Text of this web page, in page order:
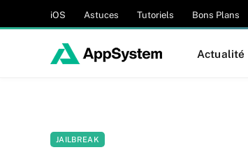
iOS Astuces Tutoriels Bons Plans
Actualité
JAILBREAK